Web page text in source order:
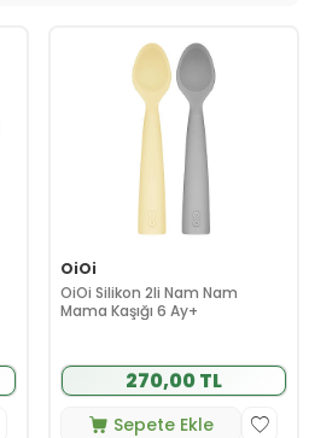
OiOi
OiOi Silikon 2li Nam Nam
Mama Kaşığı 6 Ay+
270,00 TL
Sepete Ekle